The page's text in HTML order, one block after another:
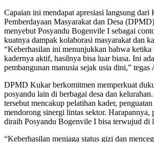
Capaian ini mendapat apresiasi langsung dari
Pemberdayaan Masyarakat dan Desa
menyebut Posyandu Bogenvile I sebagai
kuatnya dampak kolaborasi masyarakat dan
“Keberhasilan ini menunjukkan bahwa ketika
kadernya aktif, hasilnya bisa luar biasa. Ini
pembangunan manusia sejak usia dini,” tegas
DPMD Kukar berkomitmen memperkuat
posyandu lain di berbagai desa dan
tersebut mencakup pelatihan kader,
mendorong sinergi lintas sektor. Harapannya,
diraih Posyandu Bogenvile I bisa terwujud di
“Keberhasilan menjaga status gizi dan